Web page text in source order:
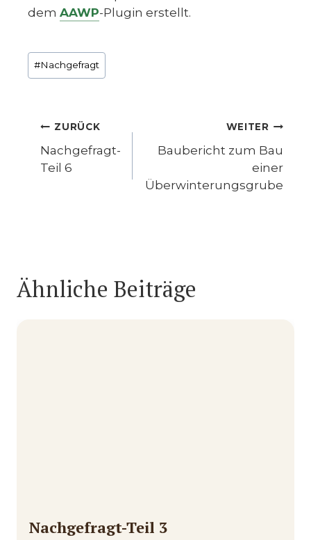
dem AAWP-Plugin erstellt.
Schlagworte:
#Nachgefragt
Beitragsnavigation
ZURÜCK
Nachgefragt-
Teil 6
WEITER
Baubericht zum Bau
einer
Überwinterungsgrube
Ähnliche Beiträge
Nachgefragt-Teil 3